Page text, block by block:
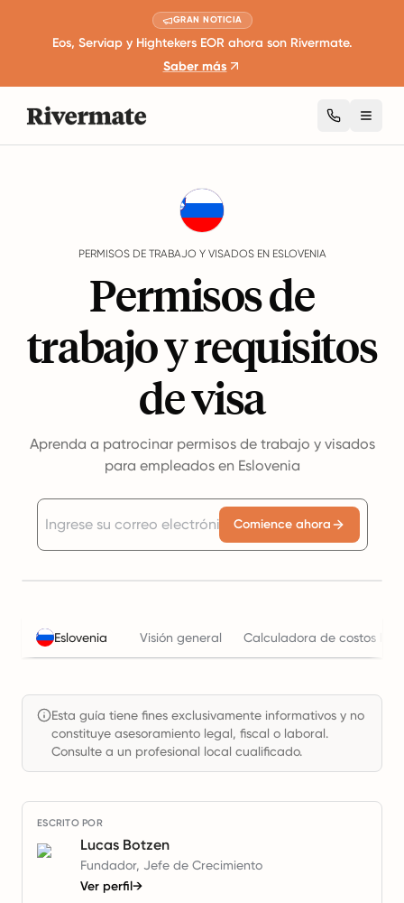
GRAN NOTICIA
Eos, Serviap y Hightekers EOR ahora son Rivermate.
Saber más
PERMISOS DE TRABAJO Y VISADOS EN ESLOVENIA
Permisos de
trabajo y requisitos
de visa
Aprenda a patrocinar permisos de trabajo y visados
para empleados en Eslovenia
Comience ahora
Eslovenia Visión general Calculadora de costos
Esta guía tiene fines exclusivamente informativos y no
constituye asesoramiento legal, fiscal o laboral.
Consulte a un profesional local cualificado.
ESCRITO POR
Lucas Botzen
Fundador, Jefe de Crecimiento
Ver perfil→